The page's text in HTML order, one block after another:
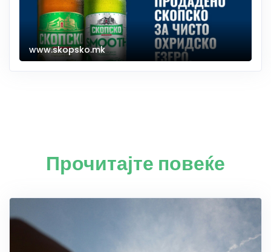
www.skopsko.mk
Прочитајте повеќе